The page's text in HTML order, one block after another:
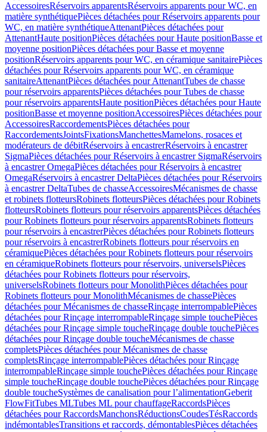
AccessoiresRéservoirs apparentsRéservoirs apparents pour WC, en
matière synthétiquePièces détachées pour Réservoirs apparents pour
WC, en matière synthétiqueAttenantPièces détachées pour
AttenantHaute positionPièces détachées pour Haute positionBasse et
moyenne positionPièces détachées pour Basse et moyenne
positionRéservoirs apparents pour WC, en céramique sanitairePièces
détachées pour Réservoirs apparents pour WC, en céramique
sanitaireAttenantPièces détachées pour AttenantTubes de chasse
pour réservoirs apparentsPièces détachées pour Tubes de chasse
pour réservoirs apparentsHaute positionPièces détachées pour Haute
positionBasse et moyenne positionAccessoiresPièces détachées pour
AccessoiresRaccordementsPièces détachées pour
RaccordementsJointsFixationsManchettesMamelons, rosaces et
modérateurs de débitRéservoirs à encastrerRéservoirs à encastrer
SigmaPièces détachées pour Réservoirs à encastrer SigmaRéservoirs
à encastrer OmegaPièces détachées pour Réservoirs à encastrer
OmegaRéservoirs à encastrer DeltaPièces détachées pour Réservoirs
à encastrer DeltaTubes de chasseAccessoiresMécanismes de chasse
et robinets flotteursRobinets flotteursPièces détachées pour Robinets
flotteursRobinets flotteurs pour réservoirs apparentsPièces détachées
pour Robinets flotteurs pour réservoirs apparentsRobinets flotteurs
pour réservoirs à encastrerPièces détachées pour Robinets flotteurs
pour réservoirs à encastrerRobinets flotteurs pour réservoirs en
céramiquePièces détachées pour Robinets flotteurs pour réservoirs
en céramiqueRobinets flotteurs pour réservoirs, universelsPièces
détachées pour Robinets flotteurs pour réservoirs,
universelsRobinets flotteurs pour MonolithPièces détachées pour
Robinets flotteurs pour MonolithMécanismes de chassePièces
détachées pour Mécanismes de chasseRinçage interrompablePièces
détachées pour Rinçage interrompableRinçage simple touchePièces
détachées pour Rinçage simple toucheRinçage double touchePièces
détachées pour Rinçage double toucheMécanismes de chasse
completsPièces détachées pour Mécanismes de chasse
completsRinçage interrompablePièces détachées pour Rinçage
interrompableRinçage simple touchePièces détachées pour Rinçage
simple toucheRinçage double touchePièces détachées pour Rinçage
double toucheSystèmes de canalisation pour l’alimentationGeberit
FlowFitTubes MLTubes ML pour chauffageRaccordsPièces
détachées pour RaccordsManchonsRéductionsCoudesTésRaccords
indémontablesTransitions et raccords, démontablesPièces détachées